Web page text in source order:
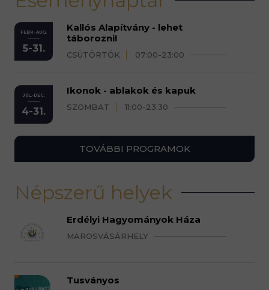
FEBR.-AUG.
5-31.
Kallós Alapítvány - lehet
táborozni!
CSÜTÖRTÖK 07:00-23:00
JÚL.-DEC.
4-31.
Ikonok - ablakok és kapuk
SZOMBAT 11:00-23:30
TOVÁBBI PROGRAMOK
Népszerű helyek
Erdélyi Hagyományok Háza
MAROSVÁSÁRHELY
Tusványos